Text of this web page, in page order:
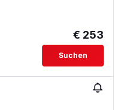
€ 253
Suchen